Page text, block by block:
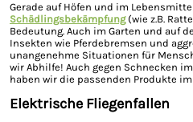
Gerade auf Höfen und im
Schädlingsbekämpfung(wie z.B.
Bedeutung. Auch im Garten und auf
Insekten wie Pferdebremsen und
unangenehme Situationen für
wir Abhilfe! Auch gegen Schnecken
haben wir die passenden Produkte
Elektrische Fliegenfallen